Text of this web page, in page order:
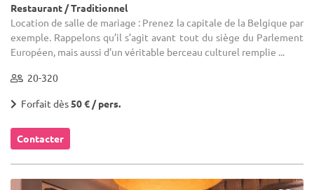
Restaurant / Traditionnel
Location de salle de mariage : Prenez la capitale de la Belgique par
exemple. Rappelons qu’il s’agit avant tout du siège du Parlement
Européen, mais aussi d’un véritable berceau culturel remplie ...
20-320
Forfait dès50 € / pers.
Contacter